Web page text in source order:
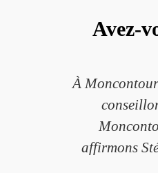
Avez-
À
affirmons